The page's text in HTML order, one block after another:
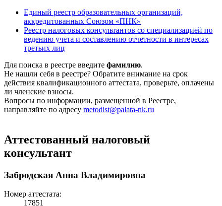
Единый реестр образовательных организаций,
аккредитованных Союзом «ПНК»
Реестр налоговых консультантов со специализацией по
ведению учета и составлению отчетности в интересах
третьих лиц
Для поиска в реестре введите фамилию.
Не нашли себя в реестре? Обратите внимание на срок
действия квалификационного аттестата, проверьте, оплачены
ли членские взносы.
Вопросы по информации, размещенной в Реестре,
направляйте по адресу metodist@palata-nk.ru
Аттестованный налоговый
консультант
Забродская Анна Владимировна
Номер аттестата:
17851